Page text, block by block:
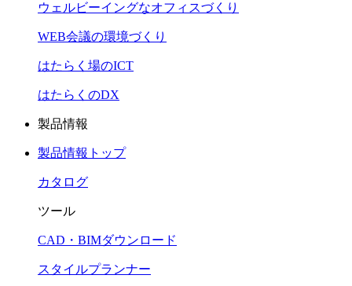
ウェルビーイングなオフィスづくり
WEB会議の環境づくり
はたらく場のICT
はたらくのDX
製品情報
製品情報トップ
カタログ
ツール
CAD・BIMダウンロード
スタイルプランナー